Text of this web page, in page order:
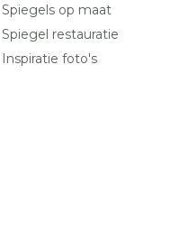
Spiegels op maat
Spiegel restauratie
Inspiratie foto's